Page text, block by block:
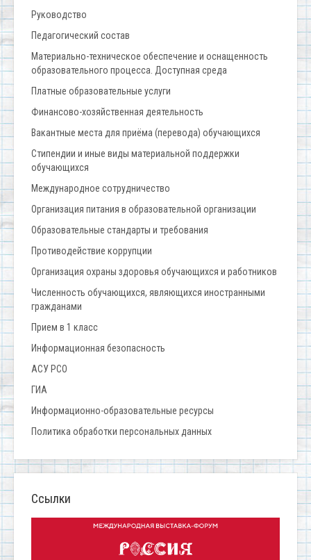
Руководство
Педагогический состав
Материально-техническое обеспечение и оснащенность
образовательного процесса. Доступная среда
Платные образовательные услуги
Финансово-хозяйственная деятельность
Вакантные места для приёма (перевода) обучающихся
Стипендии и иные виды материальной поддержки
обучающихся
Международное сотрудничество
Организация питания в образовательной организации
Образовательные стандарты и требования
Противодействие коррупции
Организация охраны здоровья обучающихся и работников
Численность обучающихся, являющихся иностранными
гражданами
Прием в 1 класс
Информационная безопасность
АСУ РСО
ГИА
Информационно-образовательные ресурсы
Политика обработки персональных данных
Ссылки